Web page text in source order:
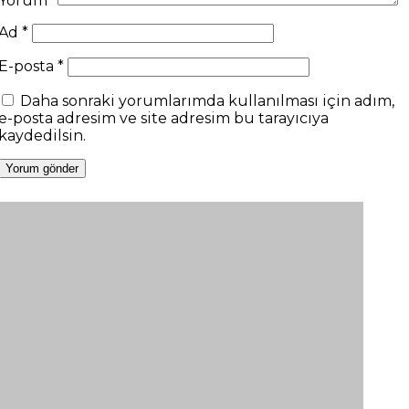
*
posta *
Daha sonraki yorumlarımda kullanılması için adım,
posta adresim ve site adresim bu tarayıcıya